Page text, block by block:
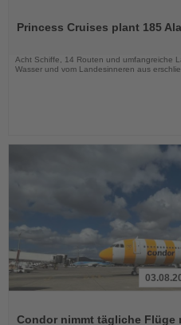
diePrincess Cruises plant 185
Acht Schiffe, 14 Routen und umfangreiche
Wasser und vom Landesinneren aus
Condor nimmt tägliche Flüge